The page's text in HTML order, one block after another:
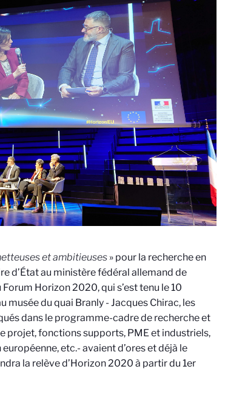
et ambitieuses» pour la recherche en
d’État au ministère fédéral allemand de
Horizon 2020, qui s’est tenu le 10
musée du quai Branly - Jacques Chirac, les
dans le programme-cadre de recherche et
projet, fonctions supports, PME et industriels,
etc.- avaient d’ores et déjà le
la relève d’Horizon 2020 à partir du 1er